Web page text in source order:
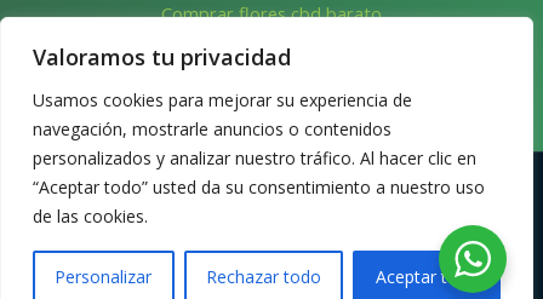
Valoramos tu privacidad
Usamos cookies para mejorar su experiencia de
navegación, mostrarle anuncios o contenidos
personalizados y analizar nuestro tráfico. Al hacer clic en
“Aceptar todo” usted da su consentimiento a nuestro uso
de las cookies.
Personalizar Rechazar todo Aceptar todo
Comprar flores cbd barato
Pre-Rolls
Mascotas
Cosmetica